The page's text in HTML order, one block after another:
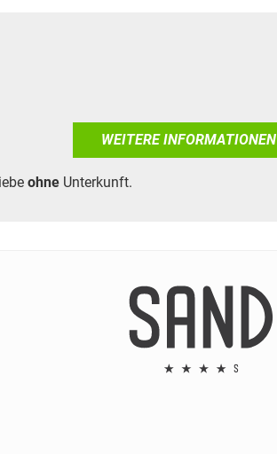
WEITERE INFORMATIONEN
ohne Unterkunft.